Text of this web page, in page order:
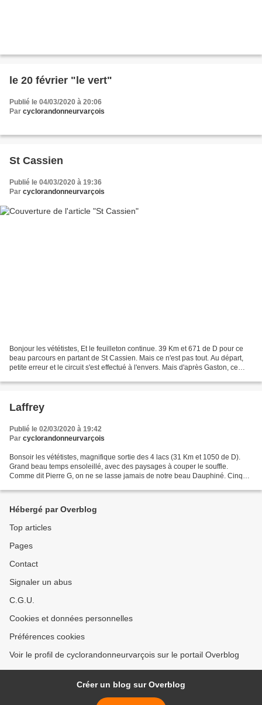
le 20 février "le vert"
Publié le 04/03/2020 à 20:06
Par cyclorandonneurvarçois
St Cassien
Publié le 04/03/2020 à 19:36
Par cyclorandonneurvarçois
Bonjour les vététistes, Et le feuilleton continue. 39 Km et 671 de D pour ce
beau parcours en partant de St Cassien. Mais ce n'est pas tout. Au départ,
petite erreur et le circuit s'est effectué à l'envers. Mais d'après Gaston, ce
Laffrey
Publié le 02/03/2020 à 19:42
Par cyclorandonneurvarçois
Bonsoir les vététistes, magnifique sortie des 4 lacs (31 Km et 1050 de D).
Grand beau temps ensoleillé, avec des paysages à couper le souffle.
Comme dit Pierre G, on ne se lasse jamais de notre beau Dauphiné. Cinq
Hébergé par Overblog
Top articles
Pages
Contact
Signaler un abus
C.G.U.
Cookies et données personnelles
Préférences cookies
Voir le profil de cyclorandonneurvarçois sur le portail Overblog
Créer un blog sur Overblog